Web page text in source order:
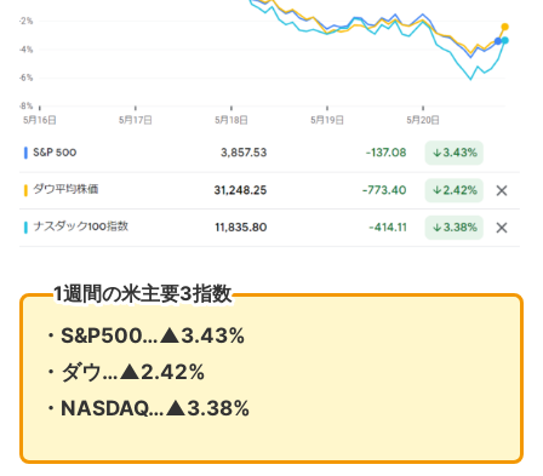
1週間の米主要3指数
・S&P500…▲3.43%
・ダウ…▲2.42%
・NASDAQ…▲3.38%